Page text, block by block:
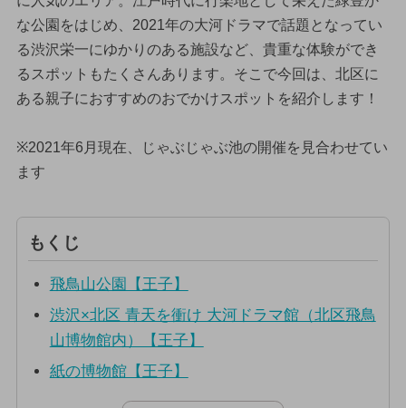
な公園をはじめ、2021年の大河ドラマで話題となってい
る渋沢栄一にゆかりのある施設など、貴重な体験ができ
るスポットもたくさんあります。そこで今回は、北区に
ある親子におすすめのおでかけスポットを紹介します！
※2021年6月現在、じゃぶじゃぶ池の開催を見合わせてい
ます
もくじ
飛鳥山公園【王子】
渋沢×北区 青天を衝け 大河ドラマ館（北区飛鳥
山博物館内）【王子】
紙の博物館【王子】